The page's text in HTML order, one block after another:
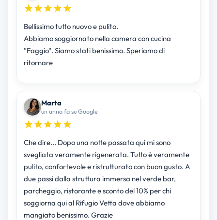
Bellissimo tutto nuovo e pulito.
Abbiamo soggiornato nella camera con cucina
"Faggio". Siamo stati benissimo. Speriamo di
ritornare
Marta
un anno fa su Google
Che dire... Dopo una notte passata qui mi sono
svegliata veramente rigenerata. Tutto è veramente
pulito, confortevole e ristrutturato con buon gusto. A
due passi dalla struttura immersa nel verde bar,
parcheggio, ristorante e sconto del 10% per chi
soggiorna qui al Rifugio Vetta dove abbiamo
mangiato benissimo. Grazie